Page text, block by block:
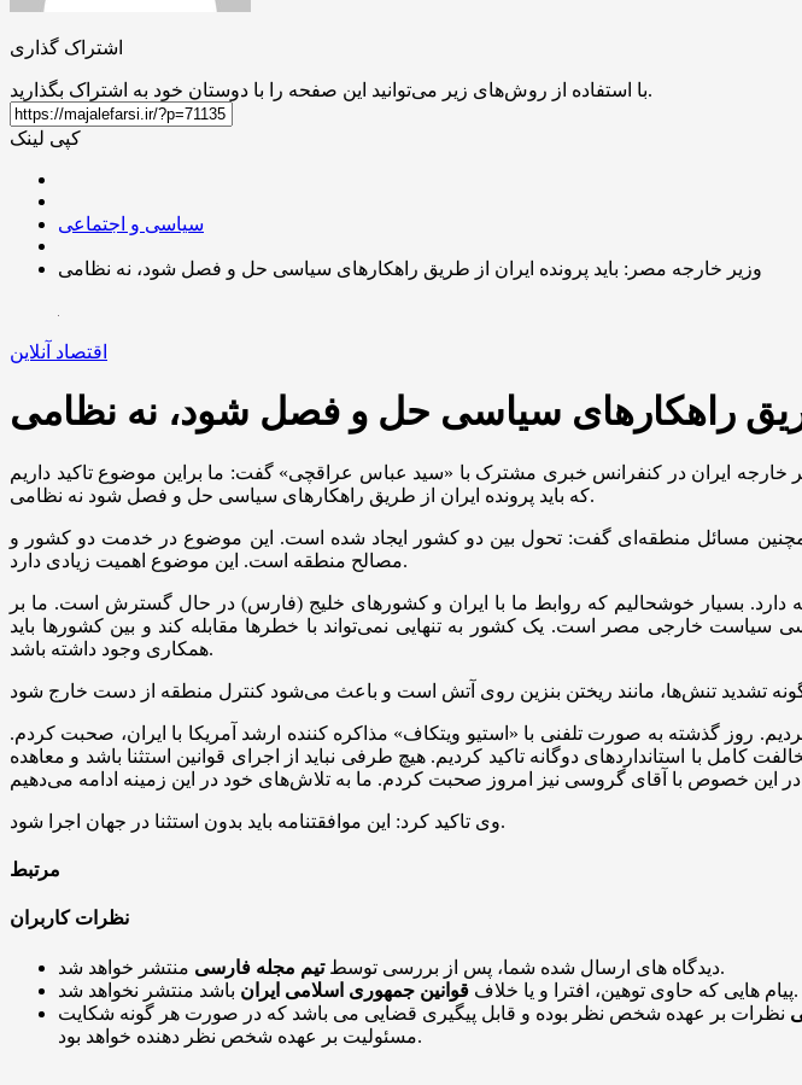
اشتراک گذاری
با استفاده از روش‌های زیر می‌توانید این صفحه را با دوستان خود به اشتراک بگذارید.
کپی لینک
سیاسی و اجتماعی
وزیر خارجه مصر: باید پرونده ایران از طریق راهکار‌های سیاسی حل و فصل شود، نه نظامی
اقتصاد آنلاین
راهکار‌های سیاسی حل و فصل شود، نه نظامی
خارجه ایران در کنفرانس خبری مشترک با «سید عباس عراقچی» گفت: ما براین موضوع تاکید داریم
که باید پرونده ایران از طریق راهکار‌های سیاسی حل و فصل شود نه نظامی.
همچنین مسائل منطقه‌ای گفت: تحول بین دو کشور ایجاد شده است. این موضوع در خدمت دو کشور و
مصالح منطقه است. این موضوع اهمیت زیادی دارد.
بسیار خوشحالیم که روابط ما با ایران و کشور‌های خلیج (فارس) در حال گسترش است. ما بر
خارجی مصر است. یک کشور به تنهایی نمی‌تواند با خطر‌ها مقابله کند و بین کشور‌ها باید
همکاری وجود داشته باشد.
روز گذشته به صورت تلفنی با «استیو ویتکاف» مذاکره کننده ارشد آمریکا با ایران، صحبت کردم.
با استاندارد‌های دوگانه تاکید کردیم. هیچ طرفی نباید از اجرای قوانین استثنا باشد و معاهده
وی تاکید کرد: این موافقتنامه باید بدون استثنا در جهان اجرا شود.
مرتبط
نظرات کاربران
دیدگاه های ارسال شده شما، پس از بررسی توسطتیم مجله فارسی
منتشر خواهد شد.
پیام هایی که حاوی توهین، افترا و یا خلاف قوانین جمهوری اسلامی ایران
باشد منتشر نخواهد شد.
نظرات بر عهده شخص نظر بوده و قابل پیگیری قضایی می باشد که در صورت هر گونه شکایت
مسئولیت بر عهده شخص نظر دهنده خواهد بود.